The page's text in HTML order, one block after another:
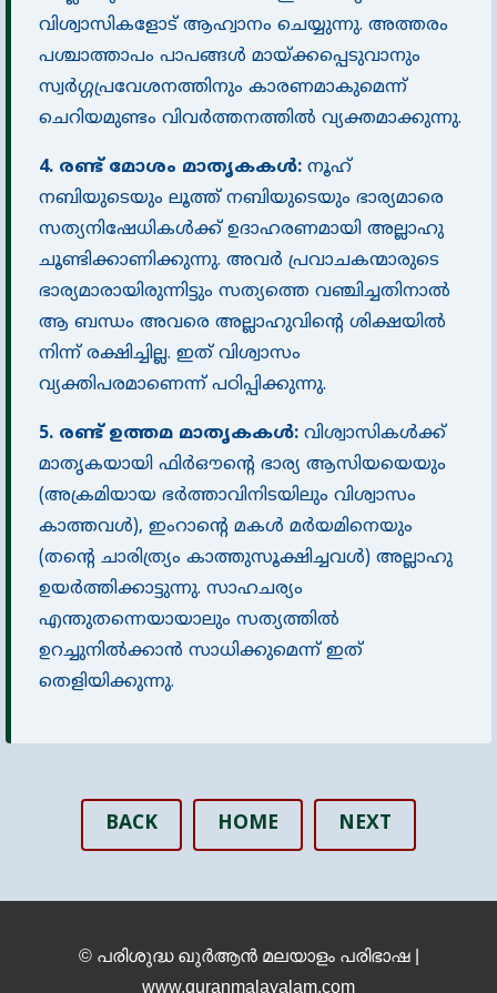
വിശ്വാസികളോട് ആഹ്വാനം ചെയ്യുന്നു. അത്തരം
പശ്ചാത്താപം പാപങ്ങൾ മായ്ക്കപ്പെടുവാനും
സ്വർഗ്ഗപ്രവേശനത്തിനും കാരണമാകുമെന്ന്
ചെറിയമുണ്ടം വിവർത്തനത്തിൽ വ്യക്തമാക്കുന്നു.
4. രണ്ട് മോശം മാതൃകകൾ: നൂഹ്
നബിയുടെയും ലൂത്ത് നബിയുടെയും ഭാര്യമാരെ
സത്യനിഷേധികൾക്ക് ഉദാഹരണമായി അല്ലാഹു
ചൂണ്ടിക്കാണിക്കുന്നു. അവർ പ്രവാചകന്മാരുടെ
ഭാര്യമാരായിരുന്നിട്ടും സത്യത്തെ വഞ്ചിച്ചതിനാൽ
ആ ബന്ധം അവരെ അല്ലാഹുവിൻ്റെ ശിക്ഷയിൽ
നിന്ന് രക്ഷിച്ചില്ല. ഇത് വിശ്വാസം
വ്യക്തിപരമാണെന്ന് പഠിപ്പിക്കുന്നു.
5. രണ്ട് ഉത്തമ മാതൃകകൾ: വിശ്വാസികൾക്ക്
മാതൃകയായി ഫിർഔൻ്റെ ഭാര്യ ആസിയയെയും
(അക്രമിയായ ഭർത്താവിനിടയിലും വിശ്വാസം
കാത്തവൾ), ഇംറാൻ്റെ മകൾ മർയമിനെയും
(തൻ്റെ ചാരിത്ര്യം കാത്തുസൂക്ഷിച്ചവൾ) അല്ലാഹു
ഉയർത്തിക്കാട്ടുന്നു. സാഹചര്യം
എന്തുതന്നെയായാലും സത്യത്തിൽ
ഉറച്ചുനിൽക്കാൻ സാധിക്കുമെന്ന് ഇത്
തെളിയിക്കുന്നു.
BACK HOME NEXT
© പരിശുദ്ധ ഖുർആൻ മലയാളം പരിഭാഷ |
www.quranmalayalam.com